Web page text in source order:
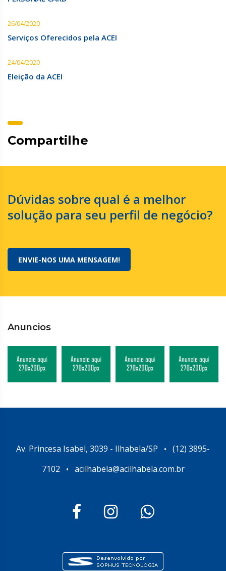
26/04/2020
Serviços Oferecidos pela ACEI
24/04/2020
Eleição da ACEI
Compartilhe
Dúvidas sobre qual é a melhor
solução para seu perfil de negócio?
ENVIE-NOS UMA MENSAGEM!
Anuncios
Av. Princesa Isabel, 3039 - Ilhabela/SP •
(12) 3895-
7102
• acilhabela@acilhabela.com.br